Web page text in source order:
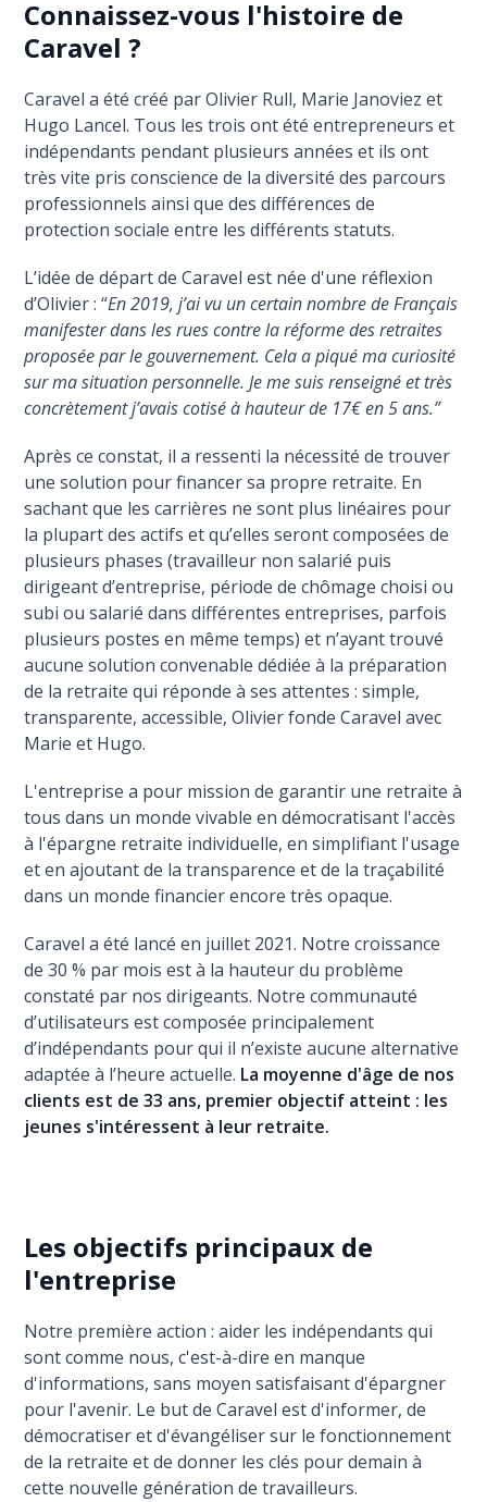
Connaissez-vous l'histoire de
Caravel ?
Caravel a été créé par Olivier Rull, Marie Janoviez et
Hugo Lancel. Tous les trois ont été entrepreneurs et
indépendants pendant plusieurs années et ils ont
très vite pris conscience de la diversité des parcours
professionnels ainsi que des différences de
protection sociale entre les différents statuts.
L’idée de départ de Caravel est née d'une réflexion
d’Olivier : “En 2019, j’ai vu un certain nombre de Français
manifester dans les rues contre la réforme des retraites
proposée par le gouvernement. Cela a piqué ma curiosité
sur ma situation personnelle. Je me suis renseigné et très
concrètement j’avais cotisé à hauteur de 17€ en 5 ans.”
Après ce constat, il a ressenti la nécessité de trouver
une solution pour financer sa propre retraite. En
sachant que les carrières ne sont plus linéaires pour
la plupart des actifs et qu’elles seront composées de
plusieurs phases (travailleur non salarié puis
dirigeant d’entreprise, période de chômage choisi ou
subi ou salarié dans différentes entreprises, parfois
plusieurs postes en même temps) et n’ayant trouvé
aucune solution convenable dédiée à la préparation
de la retraite qui réponde à ses attentes : simple,
transparente, accessible, Olivier fonde Caravel avec
Marie et Hugo.
L'entreprise a pour mission de garantir une retraite à
tous dans un monde vivable en démocratisant l'accès
à l'épargne retraite individuelle, en simplifiant l'usage
et en ajoutant de la transparence et de la traçabilité
dans un monde financier encore très opaque.
Caravel a été lancé en juillet 2021. Notre croissance
de 30 % par mois est à la hauteur du problème
constaté par nos dirigeants. Notre communauté
d’utilisateurs est composée principalement
d’indépendants pour qui il n’existe aucune alternative
adaptée à l’heure actuelle. La moyenne d'âge de nos
clients est de 33 ans, premier objectif atteint : les
jeunes s'intéressent à leur retraite.
Les objectifs principaux de
l'entreprise
Notre première action : aider les indépendants qui
sont comme nous, c'est-à-dire en manque
d'informations, sans moyen satisfaisant d'épargner
pour l'avenir. Le but de Caravel est d'informer, de
démocratiser et d'évangéliser sur le fonctionnement
de la retraite et de donner les clés pour demain à
cette nouvelle génération de travailleurs.